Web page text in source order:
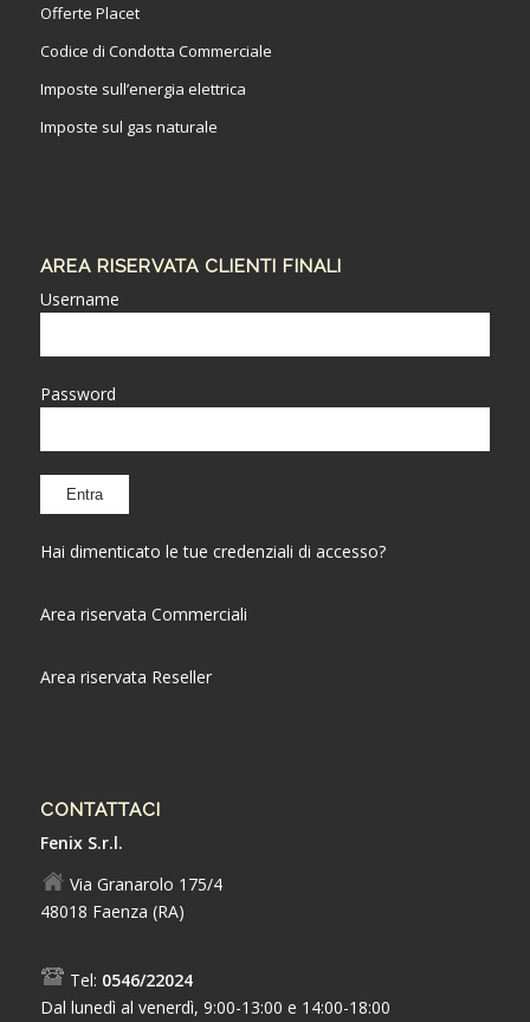
Offerte Placet
Codice di Condotta Commerciale
Imposte sull’energia elettrica
Imposte sul gas naturale
AREA RISERVATA CLIENTI FINALI
Username
Password
Hai dimenticato le tue credenziali di accesso?
Area riservata Commerciali
Area riservata Reseller
CONTATTACI
Fenix S.r.l.
Via Granarolo 175/4
48018 Faenza (RA)
Tel: 0546/22024
Dal lunedì al venerdì, 9:00-13:00 e 14:00-18:00